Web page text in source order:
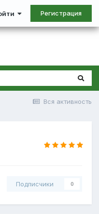
Регистрация
Вся активность
Подписчики 0